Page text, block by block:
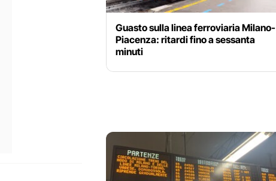
Guasto sulla linea ferroviaria Milano-
Piacenza: ritardi fino a sessanta
minuti